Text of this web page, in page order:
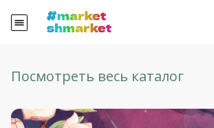
Посмотреть весь каталог